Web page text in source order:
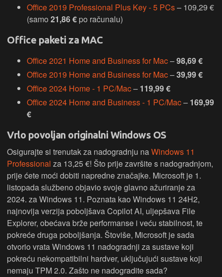
Office 2019 Professional Plus Key - 5 PCs– 109,29 €
(samo 21,86 € po računalu)
Office paketi za MAC
Office 2021 Home and Business for Mac–98,69 €
Office 2019 Home and Business for Mac–39,99 €
Office 2024 Home - 1 PC/Mac– 119,99 €
Office 2024 Home and Business - 1 PC/Mac– 169,99
€
Vrlo povoljan originalni Windows OS
Osigurajte si trenutak za nadogradnju naWindows 11
Professional za 13,25 €! Što prije završite s nadogradnjom,
prije ćete moći dobiti napredne značajke. Microsoft je 1.
listopada službeno objavio svoje glavno ažuriranje za
2024. za Windows 11. Poznata kao Windows 11 24H2,
najnovija verzija poboljšava Copilot AI, uljepšava File
Explorer, obećava brže performanse i veću stabilnost, te
pokreće druga poboljšanja. Štoviše, Microsoft je sada
otvorio vrata Windows 11 nadogradnji za sustave koji
pokreću nekompatibilni hardver, uključujući sustave koji
nemaju TPM 2.0. Zašto ne nadogradite sada?